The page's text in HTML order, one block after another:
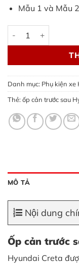
Mẫu 1 và Mẫu 2
Ốp cản trước sau
Danh mục: Phụ kiện xe
Thẻ: ốp cản trước sau
MÔ TẢ
Nội dung
Ốp cản trước
Hyundai Creta